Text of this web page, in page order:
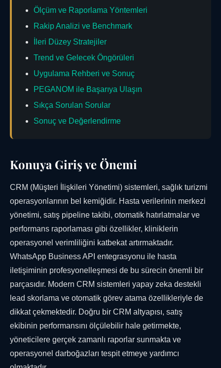
Ölçüm ve Raporlama Yöntemleri
Rakip Analizi ve Benchmark
İleri Düzey Stratejiler
Trend ve Gelecek Öngörüleri
Uygulama Rehberi ve Sonuç
PEGANOM ile Başarıya Ulaşın
Sıkça Sorulan Sorular
Sonuç ve Değerlendirme
Konuya Giriş ve Önemi
CRM (Müşteri İlişkileri Yönetimi) sistemleri, sağlık turizmi
operasyonlarının bel kemiğidir. Hasta verilerinin merkezi
yönetimi, satış pipeline takibi, otomatik hatırlatmalar ve
performans raporlaması gibi özellikler, kliniklerin
operasyonel verimliliğini katbekat artırmaktadır.
WhatsApp Business API entegrasyonu ile hasta
iletişiminin profesyonelleşmesi de bu sürecin önemli bir
parçasıdır. Modern CRM sistemleri yapay zeka destekli
lead skorlama ve otomatik görev atama özellikleriyle de
dikkat çekmektedir. Doğru bir CRM altyapısı, satış
ekibinin performansını ölçülebilir hale getirmekte,
yöneticilere gerçek zamanlı raporlar sunmakta ve
operasyonel darboğazları tespit etmeye yardımcı